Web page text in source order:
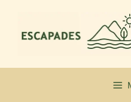
contenu